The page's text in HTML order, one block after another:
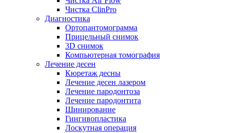
Чистка ClinPro
Диагностика
Ортопантомограмма
Прицельный снимок
3D снимок
Компьютерная томография
Лечение десен
Кюретаж десны
Лечение десен лазером
Лечение пародонтоза
Лечение пародонтита
Шинирование
Гингивопластика
Лоскутная операция